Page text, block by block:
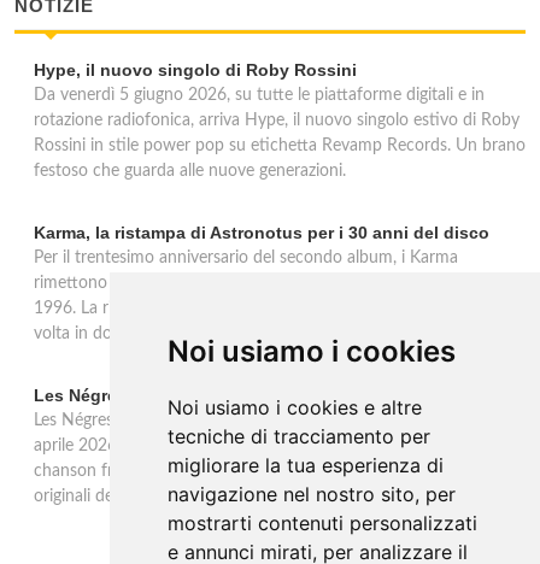
Noi usiamo i cookies
Noi usiamo i cookies e altre
tecniche di tracciamento per
migliorare la tua esperienza di
navigazione nel nostro sito, per
mostrarti contenuti personalizzati
e annunci mirati, per analizzare il
NOTIZIE
Hype, il nuovo singolo di Roby Rossini
Da venerdì 5 giugno 2026, su tutte le piattaforme digitali e in
rotazione radiofonica, arriva Hype, il nuovo singolo estivo di Roby
Rossini in stile power pop su etichetta Revamp Records. Un brano
festoso che guarda alle nuove generazioni.
Karma, la ristampa di Astronotus per i 30 anni del disco
Per il trentesimo anniversario del secondo album, i Karma
rimettono in circolazione 'Astronotus', uscito originariamente nel
1996. La ristampa Sony Music è disponibile in CD e per la prima
volta in doppio vinile gold 180 grammi con bonus track.
Les Négresses Vertes a Milano: unica data italiana 2026
Les Négresses Vertes tornano in Italia per un'unica data: il 16
aprile 2026 all'Alcatraz di Milano con lo Zobi Tour. Rock acustico,
chanson francese e ritmi mediterranei per uno dei gruppi più
originali della scena musicale francese.